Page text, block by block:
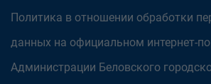
Политика в отношении обработки
данных на официальном интернет-
Администрации Беловского